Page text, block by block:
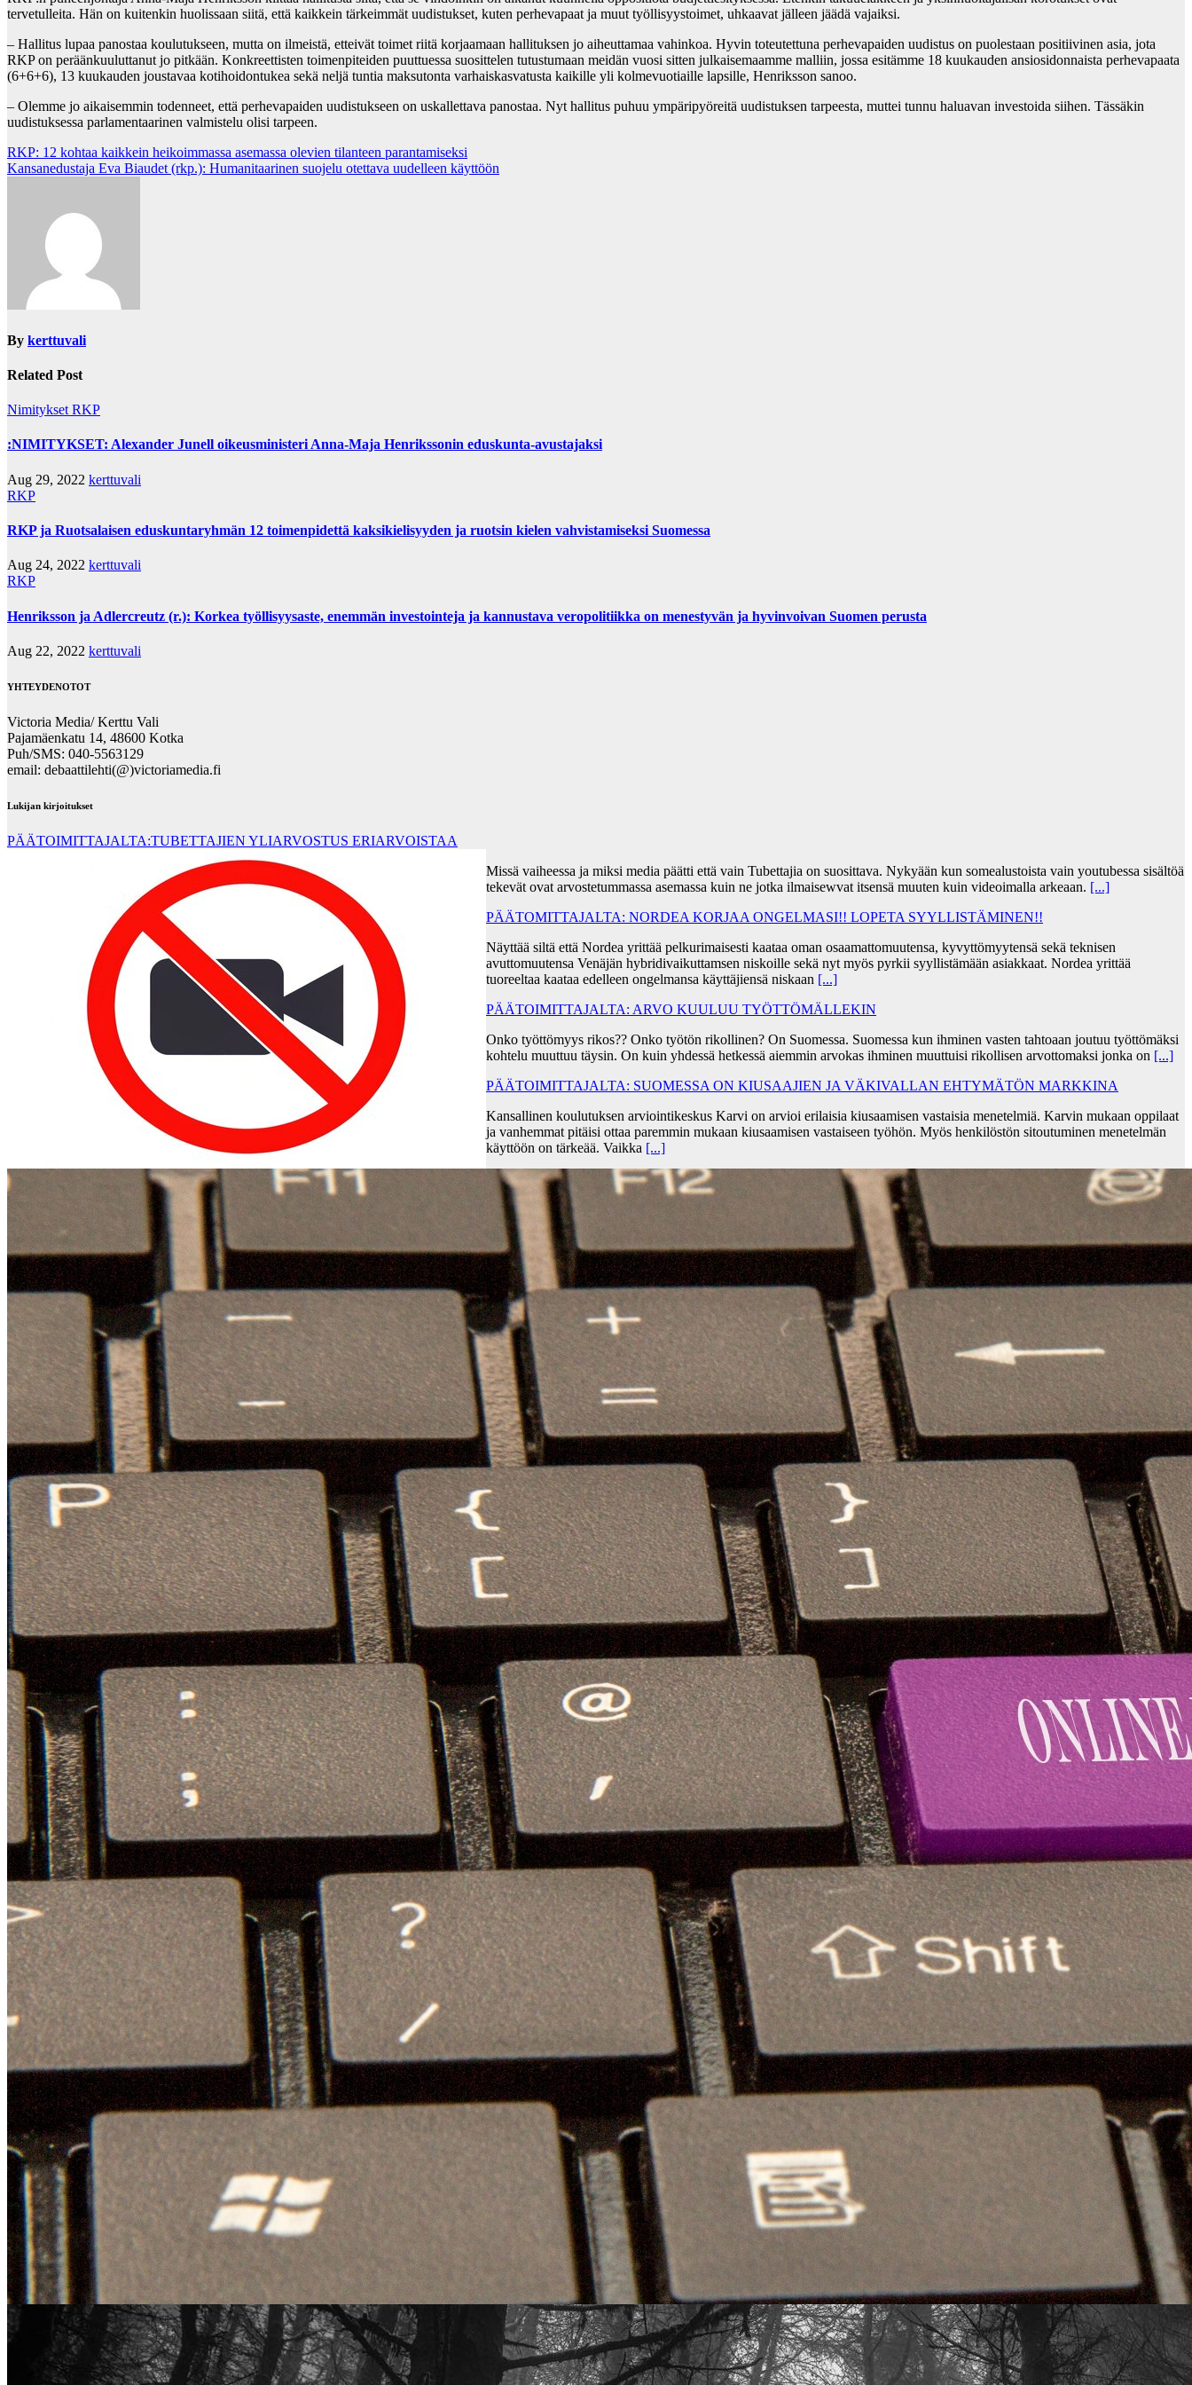
tervetulleita. Hän on kuitenkin huolissaan siitä, että kaikkein tärkeimmät uudistukset, kuten perhevapaat ja muut työllisyystoimet, uhkaavat jälleen jäädä vajaiksi.
– Hallitus lupaa panostaa koulutukseen, mutta on ilmeistä, etteivät toimet riitä korjaamaan hallituksen jo aiheuttamaa vahinkoa. Hyvin toteutettuna perhevapaiden uudistus on puolestaan positiivinen asia, jota
RKP on peräänkuuluttanut jo pitkään. Konkreettisten toimenpiteiden puuttuessa suosittelen tutustumaan meidän vuosi sitten julkaisemaamme malliin, jossa esitämme 18 kuukauden ansiosidonnaista perhevapaata
(6+6+6), 13 kuukauden joustavaa kotihoidontukea sekä neljä tuntia maksutonta varhaiskasvatusta kaikille yli kolmevuotiaille lapsille, Henriksson sanoo.
– Olemme jo aikaisemmin todenneet, että perhevapaiden uudistukseen on uskallettava panostaa. Nyt hallitus puhuu ympäripyöreitä uudistuksen tarpeesta, muttei tunnu haluavan investoida siihen. Tässäkin
uudistuksessa parlamentaarinen valmistelu olisi tarpeen.
Post
navigation
RKP: 12 kohtaa kaikkein heikoimmassa asemassa olevien tilanteen parantamiseksi
Kansanedustaja Eva Biaudet (rkp.): Humanitaarinen suojelu otettava uudelleen käyttöön
By kerttuvali
Related Post
Nimitykset RKP
:NIMITYKSET: Alexander Junell oikeusministeri Anna-Maja Henrikssonin eduskunta-avustajaksi
Aug 29, 2022 kerttuvali
RKP
RKP ja Ruotsalaisen eduskuntaryhmän 12 toimenpidettä kaksikielisyyden ja ruotsin kielen vahvistamiseksi Suomessa
Aug 24, 2022 kerttuvali
RKP
Henriksson ja Adlercreutz (r.): Korkea työllisyysaste, enemmän investointeja ja kannustava veropolitiikka on menestyvän ja hyvinvoivan Suomen perusta
Aug 22, 2022 kerttuvali
YHTEYDENOTOT
Victoria Media/ Kerttu Vali
Pajamäenkatu 14, 48600 Kotka
Puh/SMS: 040-5563129
email: debaattilehti(@)victoriamedia.fi
Lukijan kirjoitukset
PÄÄTOIMITTAJALTA:TUBETTAJIEN YLIARVOSTUS ERIARVOISTAA
Missä vaiheessa ja miksi media päätti että vain Tubettajia on suosittava. Nykyään kun somealustoista vain youtubessa sisältöä
tekevät ovat arvostetummassa asemassa kuin ne jotka ilmaisewvat itsensä muuten kuin videoimalla arkeaan. [...]
PÄÄTOMITTAJALTA: NORDEA KORJAA ONGELMASI!! LOPETA SYYLLISTÄMINEN!!
Näyttää siltä että Nordea yrittää pelkurimaisesti kaataa oman osaamattomuutensa, kyvyttömyytensä sekä teknisen
avuttomuutensa Venäjän hybridivaikuttamsen niskoille sekä nyt myös pyrkii syyllistämään asiakkaat. Nordea yrittää
tuoreeltaa kaataa edelleen ongelmansa käyttäjiensä niskaan [...]
PÄÄTOIMITTAJALTA: ARVO KUULUU TYÖTTÖMÄLLEKIN
Onko työttömyys rikos?? Onko työtön rikollinen? On Suomessa. Suomessa kun ihminen vasten tahtoaan joutuu työttömäksi
kohtelu muuttuu täysin. On kuin yhdessä hetkessä aiemmin arvokas ihminen muuttuisi rikollisen arvottomaksi jonka on [...]
PÄÄTOIMITTAJALTA: SUOMESSA ON KIUSAAJIEN JA VÄKIVALLAN EHTYMÄTÖN MARKKINA
Kansallinen koulutuksen arviointikeskus Karvi on arvioi erilaisia kiusaamisen vastaisia menetelmiä. Karvin mukaan oppilaat
ja vanhemmat pitäisi ottaa paremmin mukaan kiusaamisen vastaiseen työhön. Myös henkilöstön sitoutuminen menetelmän
käyttöön on tärkeää. Vaikka [...]